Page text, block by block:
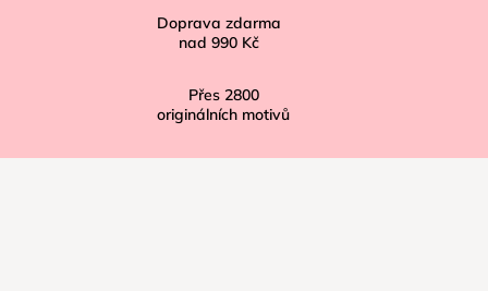
Doprava zdarma
nad 990 Kč
Přes 2800
originálních motivů